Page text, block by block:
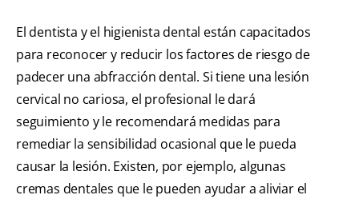
El dentista y el higienista dental están capacitados
para reconocer y reducir los factores de riesgo de
padecer una abfracción dental. Si tiene una lesión
cervical no cariosa, el profesional le dará
seguimiento y le recomendará medidas para
remediar la sensibilidad ocasional que le pueda
causar la lesión. Existen, por ejemplo, algunas
cremas dentales que le pueden ayudar a aliviar el